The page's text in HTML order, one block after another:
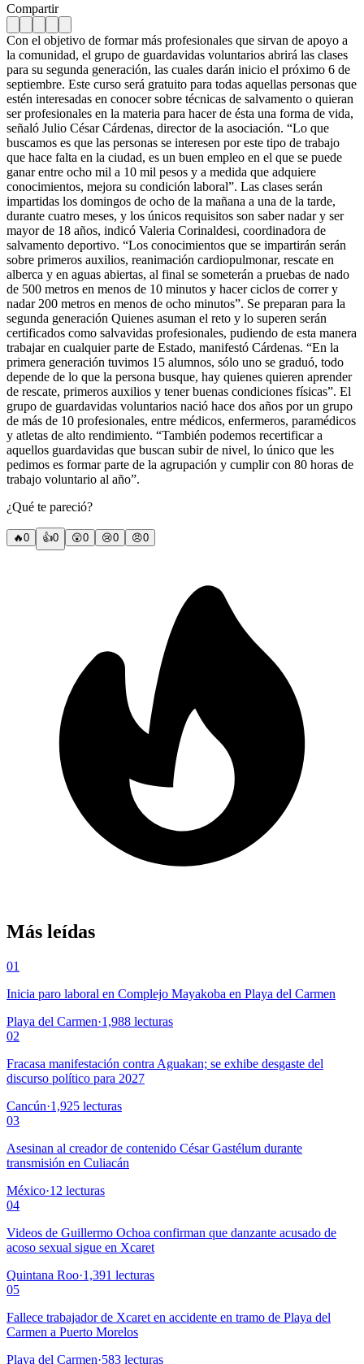
Compartir
Con el objetivo de formar más profesionales que sirvan de apoyo a
la comunidad, el grupo de guardavidas voluntarios abrirá las clases
para su segunda generación, las cuales darán inicio el próximo 6 de
septiembre. Este curso será gratuito para todas aquellas personas que
estén interesadas en conocer sobre técnicas de salvamento o quieran
ser profesionales en la materia para hacer de ésta una forma de vida,
señaló Julio César Cárdenas, director de la asociación. “Lo que
buscamos es que las personas se interesen por este tipo de trabajo
que hace falta en la ciudad, es un buen empleo en el que se puede
ganar entre ocho mil a 10 mil pesos y a medida que adquiere
conocimientos, mejora su condición laboral”. Las clases serán
impartidas los domingos de ocho de la mañana a una de la tarde,
durante cuatro meses, y los únicos requisitos son saber nadar y ser
mayor de 18 años, indicó Valeria Corinaldesi, coordinadora de
salvamento deportivo. “Los conocimientos que se impartirán serán
sobre primeros auxilios, reanimación cardiopulmonar, rescate en
alberca y en aguas abiertas, al final se someterán a pruebas de nado
de 500 metros en menos de 10 minutos y hacer ciclos de correr y
nadar 200 metros en menos de ocho minutos”. Se preparan para la
segunda generación Quienes asuman el reto y lo superen serán
certificados como salvavidas profesionales, pudiendo de esta manera
trabajar en cualquier parte de Estado, manifestó Cárdenas. “En la
primera generación tuvimos 15 alumnos, sólo uno se graduó, todo
depende de lo que la persona busque, hay quienes quieren aprender
de rescate, primeros auxilios y tener buenas condiciones físicas”. El
grupo de guardavidas voluntarios nació hace dos años por un grupo
de más de 10 profesionales, entre médicos, enfermeros, paramédicos
y atletas de alto rendimiento. “También podemos recertificar a
aquellos guardavidas que buscan subir de nivel, lo único que les
pedimos es formar parte de la agrupación y cumplir con 80 horas de
trabajo voluntario al año”.
¿Qué te pareció?
🔥0 👍0 😲0 😢0 😠0
Más leídas
01
Inicia paro laboral en Complejo Mayakoba en Playa del Carmen
Playa del Carmen·1,988 lecturas
02
Fracasa manifestación contra Aguakan; se exhibe desgaste del
discurso político para 2027
Cancún·1,925 lecturas
03
Asesinan al creador de contenido César Gastélum durante
transmisión en Culiacán
México·12 lecturas
04
Videos de Guillermo Ochoa confirman que danzante acusado de
acoso sexual sigue en Xcaret
Quintana Roo·1,391 lecturas
05
Fallece trabajador de Xcaret en accidente en tramo de Playa del
Carmen a Puerto Morelos
Playa del Carmen·583 lecturas